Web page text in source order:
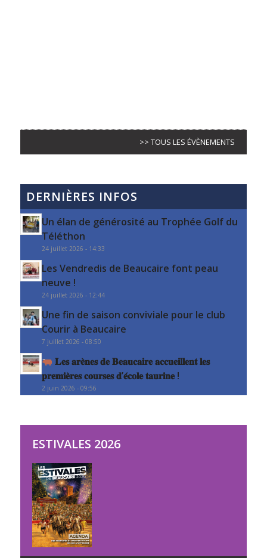
>> TOUS LES ÉVÈNEMENTS
DERNIÈRES INFOS
Un élan de générosité au Trophée Golf du
Téléthon
24 juillet 2026 - 14:33
Les Vendredis de Beaucaire font peau
neuve !
24 juillet 2026 - 12:44
Une fin de saison conviviale pour le club
Courir à Beaucaire
7 juillet 2026 - 08:50
𝐋𝐞𝐬 𝐚𝐫𝐞̀𝐧𝐞𝐬 𝐝𝐞 𝐁𝐞𝐚𝐮𝐜𝐚𝐢𝐫𝐞 𝐚𝐜𝐜𝐮𝐞𝐢𝐥𝐥𝐞𝐧𝐭 𝐥𝐞𝐬
𝐩𝐫𝐞𝐦𝐢𝐞̀𝐫𝐞𝐬 𝐜𝐨𝐮𝐫𝐬𝐞𝐬 𝐝’𝐞́𝐜𝐨𝐥𝐞 𝐭𝐚𝐮𝐫𝐢𝐧𝐞 !
2 juin 2026 - 09:56
ESTIVALES 2026